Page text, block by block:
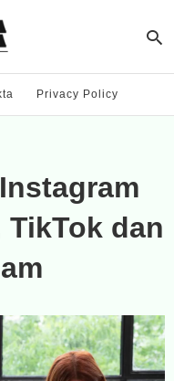
Privacy Policy
TikTok dan